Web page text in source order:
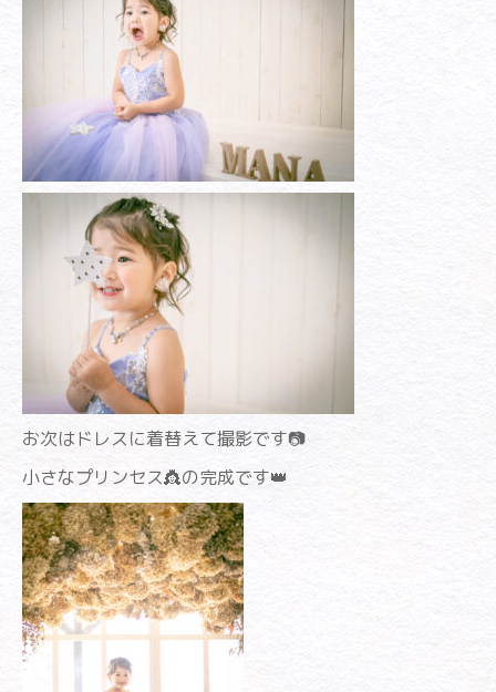
お次はドレスに着替えて撮影です📷
小さなプリンセス👸の完成です👑